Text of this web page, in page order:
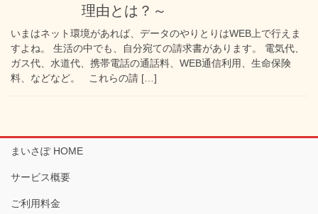
理由とは？～
いまはネット環境があれば、データのやりとりはWEB上で行えま
すよね。 生活の中でも、自分宛ての請求書があります。 電気代、
ガス代、水道代、携帯電話の通話料、WEB通信利用、生命保険
料、などなど。 これらの請 […]
まいさぽ HOME
サービス概要
ご利用料金